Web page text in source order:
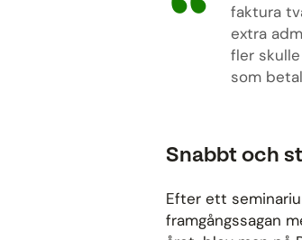
faktura
extra
fler
som
Snabbt och
Efter ett
framgångssagan